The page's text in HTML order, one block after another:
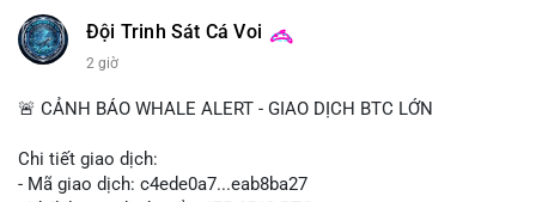
Đội Trinh Sát Cá Voi
2 giờ
🚨 CẢNH BÁO WHALE ALERT - GIAO DỊCH BTC LỚN
Chi tiết giao dịch:
- Mã giao dịch: c4ede0a7...eab8ba27